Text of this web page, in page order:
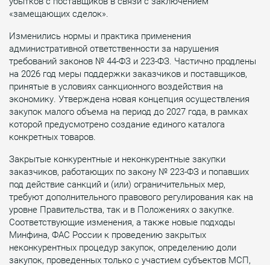
«замещающих сделок».
Изменились нормы и практика применения
административной ответственности за нарушения
требований законов № 44-ФЗ и 223-ФЗ. Частично продлены
на 2026 год меры поддержки заказчиков и поставщиков,
принятые в условиях санкционного воздействия на
экономику. Утверждена новая концепция осуществления
закупок малого объема на период до 2027 года, в рамках
которой предусмотрено создание единого каталога
конкретных товаров.
Закрытые конкурентные и неконкурентные закупки
заказчиков, работающих по закону № 223-ФЗ и попавших
под действие санкций и (или) ограничительных мер,
требуют дополнительного правового регулирования как на
уровне Правительства, так и в Положениях о закупке.
Соответствующие изменения, а также новые подходы
Минфина, ФАС России к проведению закрытых
неконкурентных процедур закупок, определению доли
закупок, проведенных только с участием субъектов МСП,